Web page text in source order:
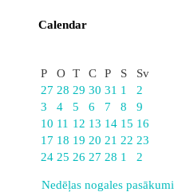
Calendar
P
O T C P S
Sv
27 28 29 30 31 1
2
3
4 5 6 7 8
9
10 11 12 13 14 15 16
17 18 19 20 21 22 23
24 25 26 27 28 1 2
Nedēļas nogales pasākumi